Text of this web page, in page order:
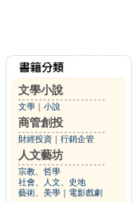
文學小說
文學 小說
商管創投
財經投資 行銷企管
人文藝坊
宗教、哲學
社會、人文、史地
藝術、美學
電影戲劇